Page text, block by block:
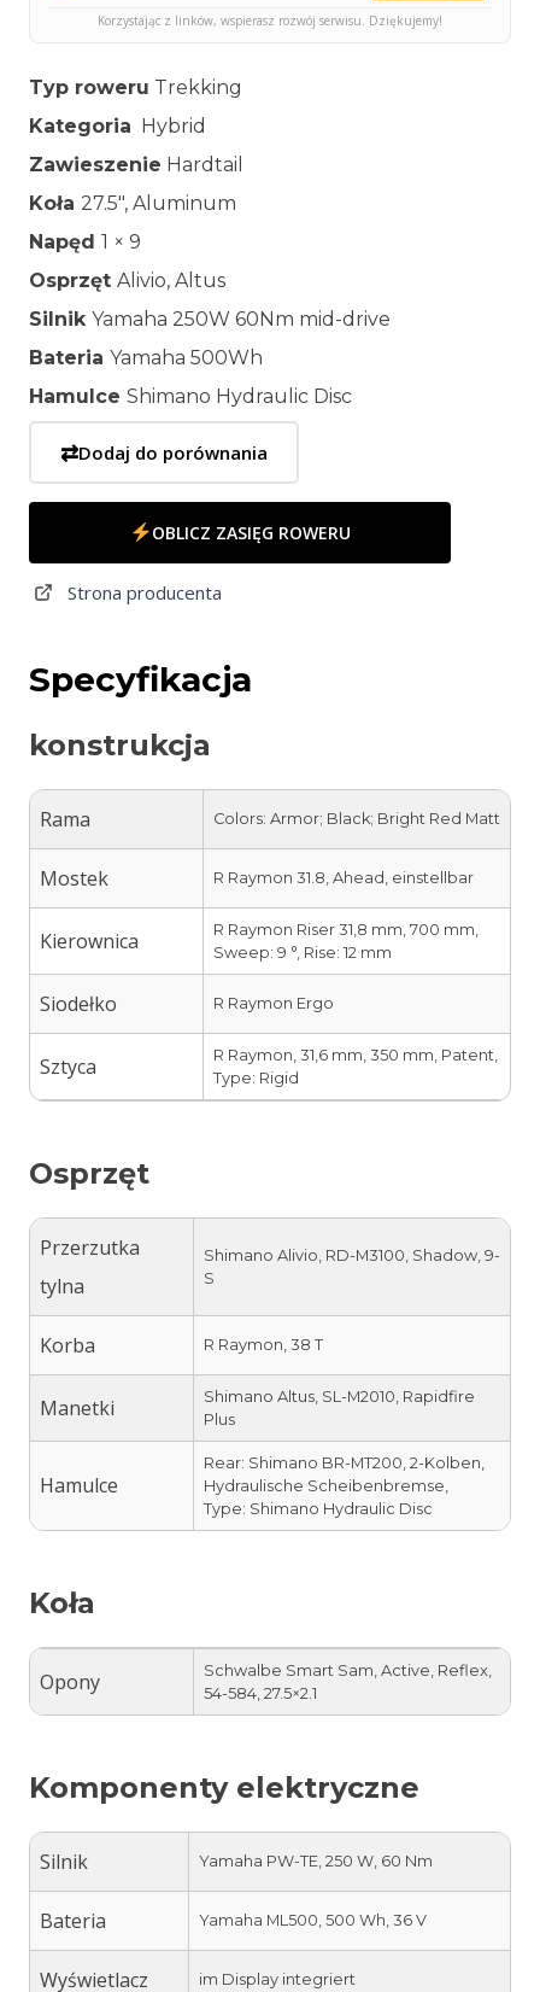
Korzystając z linków, wspierasz rozwój serwisu. Dziękujemy!
Typ roweru Trekking
Kategoria Hybrid
Zawieszenie Hardtail
Koła 27.5″, Aluminum
Napęd 1 × 9
Osprzęt Alivio, Altus
Silnik Yamaha 250W 60Nm mid-drive
Bateria Yamaha 500Wh
Hamulce Shimano Hydraulic Disc
⇄Dodaj do porównania
OBLICZ ZASIĘG ROWERU
Strona producenta
Specyfikacja
konstrukcja
Rama Colors: Armor; Black; Bright Red Matt
Mostek R Raymon 31.8, Ahead, einstellbar
Kierownica
R Raymon Riser 31,8 mm, 700 mm,
Sweep: 9 °, Rise: 12 mm
Siodełko R Raymon Ergo
Sztyca
R Raymon, 31,6 mm, 350 mm, Patent,
Type: Rigid
Osprzęt
Przerzutka
tylna
Shimano Alivio, RD-M3100, Shadow, 9-
S
Korba R Raymon, 38 T
Manetki
Shimano Altus, SL-M2010, Rapidfire
Plus
Hamulce
Rear: Shimano BR-MT200, 2-Kolben,
Hydraulische Scheibenbremse,
Type: Shimano Hydraulic Disc
Koła
Opony
Schwalbe Smart Sam, Active, Reflex,
54-584, 27.5×2.1
Komponenty elektryczne
Silnik Yamaha PW-TE, 250 W, 60 Nm
Bateria Yamaha ML500, 500 Wh, 36 V
Wyświetlacz im Display integriert